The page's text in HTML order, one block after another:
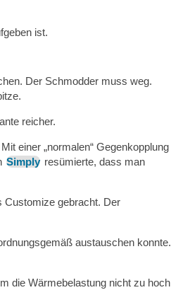
ist.
Der Schmodder muss weg.
reicher.
einer „normalen“ Gegenkopplung
Simply resümierte, dass man
Customize gebracht. Der
austauschen konnte.
die Wärmebelastung nicht zu hoch